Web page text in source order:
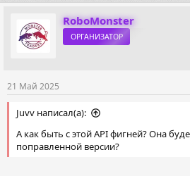
RoboMonster
ОРГАНИЗАТОР
21 Май 2025
Juvv написал(а):
А как быть с этой API фигней? Она
поправленной версии?